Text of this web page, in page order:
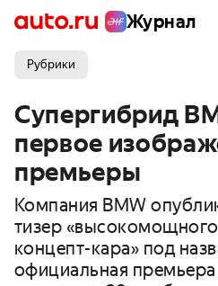
Журнал
Рубрики
Супергибрид
первое
премьеры
Компания BMW
тизер
концепт-кара» под
официальная